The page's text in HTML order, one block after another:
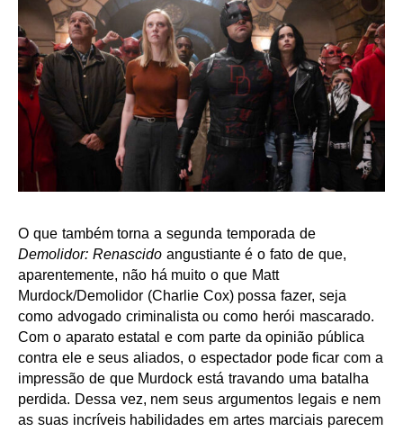
O que também torna a segunda temporada de
Demolidor: Renascidoangustiante é o fato de que,
aparentemente, não há muito o que Matt
Murdock/Demolidor (Charlie Cox) possa fazer, seja
como advogado criminalista ou como herói mascarado.
Com o aparato estatal e com parte da opinião pública
contra ele e seus aliados, o espectador pode ficar com a
impressão de que Murdock está travando uma batalha
perdida. Dessa vez, nem seus argumentos legais e nem
as suas incríveis habilidades em artes marciais parecem